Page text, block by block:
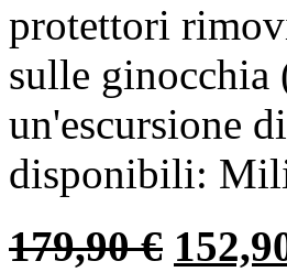
protettori
sulle ginocchia
un'escursione
disponibili:
179,90€